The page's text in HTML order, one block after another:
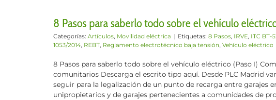
8 Pasos para saberlo todo sobre el vehículo
Categorías: Artículos, Movilidad eléctrica | Etiquetas: 8 Pasos, IRVE, ITC BT-
1053/2014, REBT, Reglamento electrotécnico baja tensión, Vehículo eléctrico
8 Pasos para saberlo todo sobre el vehículo eléctrico (Paso I)
comunitarios Descarga el escrito tipo aquí. Desde PLC Madrid
seguir para la legalización de un punto de recarga entre garajes
unipropietarios y de garajes pertenecientes a comunidades de